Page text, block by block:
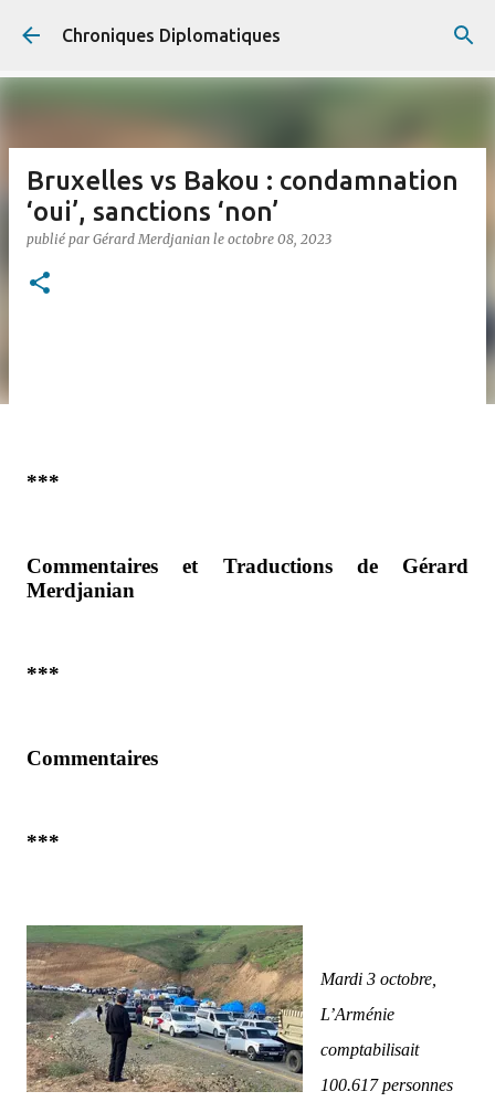
Accéder au contenu principal
Chroniques Diplomatiques
Bruxelles vs Bakou : condamnation
‘oui’, sanctions ‘non’
publié par Gérard Merdjanian le octobre 08, 2023
***
Commentaires et Traductions de Gérard
Merdjanian
***
Commentaires
***
Mardi 3 octobre,
L’Arménie
comptabilisait
100.617 personnes